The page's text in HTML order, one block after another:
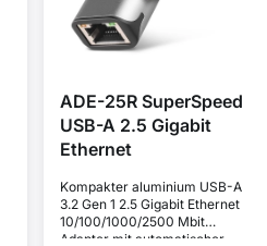
ADE-25R SuperSpeed
USB-A 2.5 Gigabit
Ethernet
Kompakter aluminium USB-A
3.2 Gen 1 2.5 Gigabit Ethernet
10/100/1000/2500 Mbit
Adapter mit automatischer